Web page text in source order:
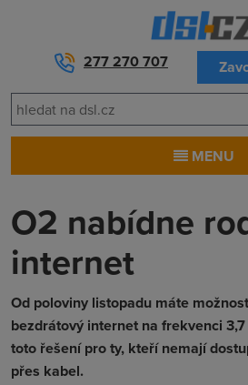
277 270 707
MENU
O2 nabídne
internet
Od poloviny listopadu máte
bezdrátový internet na frekvenci
toto řešení pro ty, kteří nemají
přes kabel.